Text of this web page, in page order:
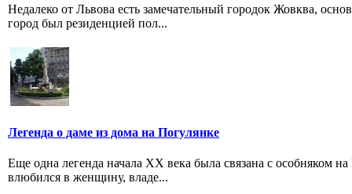
Недалеко от Львова есть замечательный городок Жовква,
город был резиденцией пол...
Легенда о даме из дома на Погулянке
Еще одна легенда начала ХХ века была связана с особняком
влюбился в женщину, владе...